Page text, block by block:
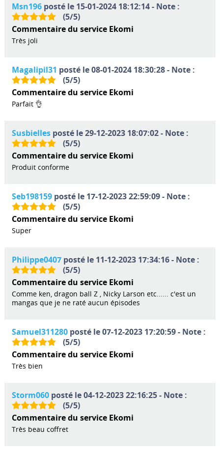
Msn196posté le 15-01-2024 18:12:14 - Note :
(5/5)
Commentaire du service Ekomi
Très joli
Magalipil31 posté le 08-01-2024 18:30:28 - Note :
(5/5)
Commentaire du service Ekomi
Parfait 👌
Susbiellesposté le 29-12-2023 18:07:02 - Note :
(5/5)
Commentaire du service Ekomi
Produit conforme
Seb198159posté le 17-12-2023 22:59:09 - Note :
(5/5)
Commentaire du service Ekomi
Super
Philippe0407posté le 11-12-2023 17:34:16 - Note :
(5/5)
Commentaire du service Ekomi
Comme ken, dragon ball Z , Nicky Larson etc...... c'est un
mangas que je ne raté aucun épisodes
Samuel311280posté le 07-12-2023 17:20:59 - Note :
(5/5)
Commentaire du service Ekomi
Très bien
Storm060posté le 04-12-2023 22:16:25 - Note :
(5/5)
Commentaire du service Ekomi
Très beau coffret